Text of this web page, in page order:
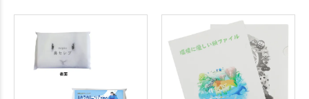
地は普段使いに最適な厚さの
タオルで、繊維の柔らかさが
しっかりと引き出されて吸水
性と速乾性に優れています。